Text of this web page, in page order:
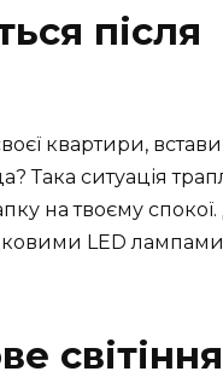
після
квартири,
Така ситуація
на твоєму
LED